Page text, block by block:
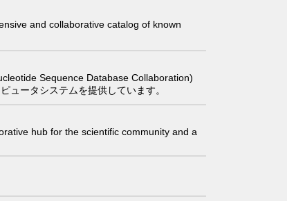
and collaborative catalog of known
Sequence Database Collaboration)
ュータシステムを提供しています。
hub for the scientific community and a